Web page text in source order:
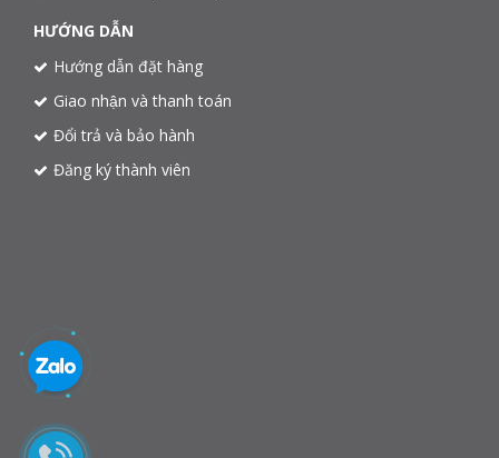
HƯỚNG DẪN
Hướng dẫn đặt hàng
Giao nhận và thanh toán
Đổi trả và bảo hành
Đăng ký thành viên